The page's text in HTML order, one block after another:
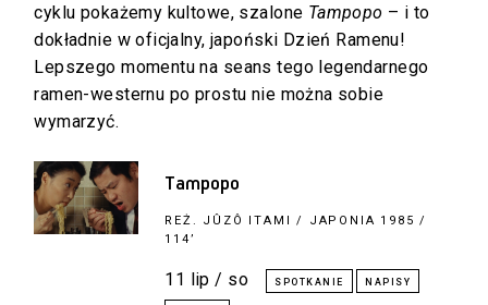
cyklu pokażemy kultowe, szalone Tampopo – i to
dokładnie w oficjalny, japoński Dzień Ramenu!
Lepszego momentu na seans tego legendarnego
ramen-westernu po prostu nie można sobie
wymarzyć.
Tampopo
REŻ. JÛZÔ ITAMI
/ JAPONIA 1985 /
114’
11 lip / so